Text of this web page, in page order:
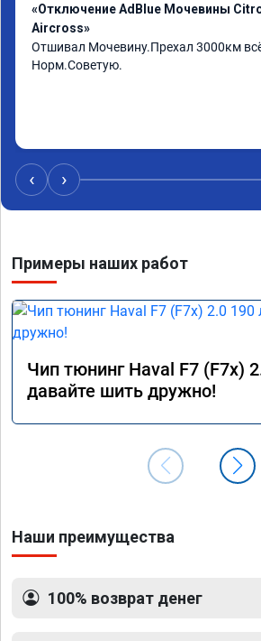
«Отключение AdBlue Мочевины
Aircross»
Отшивал Мочевину.Прехал 3000км
Норм.Советую.
‹ ›
Примеры наших работ
Чип тюнинг Haval F7 (F7x)
давайте шить дружно!
Наши преимущества
100% возврат денег